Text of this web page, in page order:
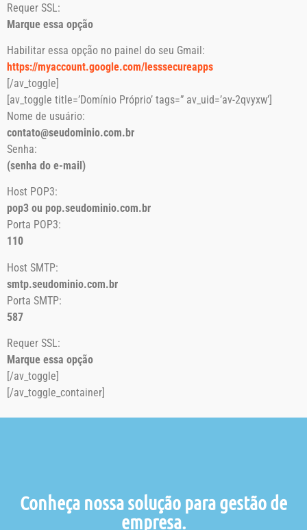
Requer SSL:
Marque essa opção
Habilitar essa opção no painel do seu Gmail:
https://myaccount.google.com/lesssecureapps
[/av_toggle]
[av_toggle title=’Domínio Próprio’ tags=” av_uid=’av-2qvyxw’]
Nome de usuário:
contato@seudominio.com.br
Senha:
(senha do e-mail)
Host POP3:
pop3 ou pop.seudominio.com.br
Porta POP3:
110
Host SMTP:
smtp.seudominio.com.br
Porta SMTP:
587
Requer SSL:
Marque essa opção
[/av_toggle]
[/av_toggle_container]
Conheça nossa solução para gestão de
empresa.